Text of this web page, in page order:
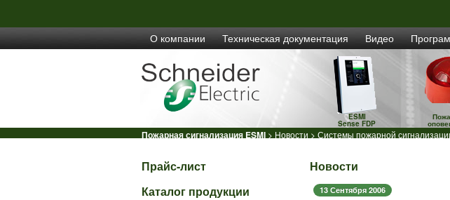
О компании Техническая документация Видео
ESMI
Sense FDP
Пожарная сигнализация ESMI > Новости > Системы пожарной
Прайс-лист
Каталог продукции
Новости
13 Сентября 2006